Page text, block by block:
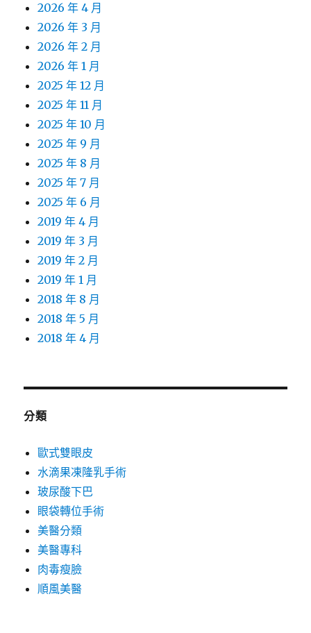
2026 年 4 月
2026 年 3 月
2026 年 2 月
2026 年 1 月
2025 年 12 月
2025 年 11 月
2025 年 10 月
2025 年 9 月
2025 年 8 月
2025 年 7 月
2025 年 6 月
2019 年 4 月
2019 年 3 月
2019 年 2 月
2019 年 1 月
2018 年 8 月
2018 年 5 月
2018 年 4 月
分類
歐式雙眼皮
水滴果凍隆乳手術
玻尿酸下巴
眼袋轉位手術
美醫分類
美醫專科
肉毒瘦臉
順風美醫